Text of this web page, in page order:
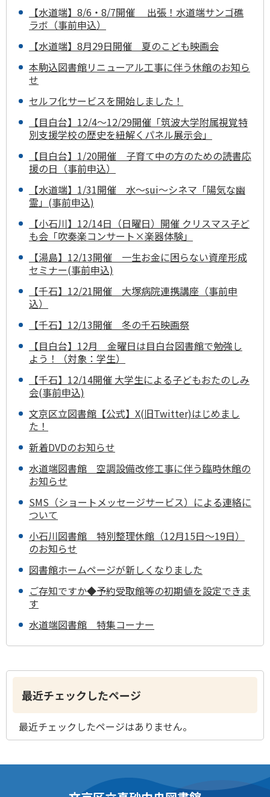
【水道端】8/6・8/7開催 出張！水道端サンゴ礁
ラボ（事前申込）
【水道端】8月29日開催 夏のこども映画会
本駒込図書館リニューアル工事に伴う休館のお知ら
せ
セルフ化サービスを開始しました！
【目白台】12/4～12/29開催「筑波大学附属視覚特
別支援学校の歴史を紐解くパネル展示会」
【目白台】1/20開催 子育て中の方のための読書応
援の日（事前申込）
【水道端】1/31開催 水～sui～シネマ「陽気な幽
霊」(事前申込)
【小石川】12/14日（日曜日）開催 クリスマス子ど
も会「吹奏楽コンサート×楽器体験」
【湯島】12/13開催 一生お金に困らない資産形成
セミナー(事前申込)
【千石】12/21開催 大塚病院連携講座（事前申
込）
【千石】12/13開催 冬の千石映画祭
【目白台】12月 金曜日は目白台図書館で勉強し
よう！（対象：学生）
【千石】12/14開催 大学生による子どもおたのしみ
会(事前申込)
文京区立図書館【公式】X(旧Twitter)はじめまし
た！
新着DVDのお知らせ
水道端図書館 空調設備改修工事に伴う臨時休館の
お知らせ
SMS（ショートメッセージサービス）による連絡に
ついて
小石川図書館 特別整理休館（12月15日～19日）
のお知らせ
図書館ホームページが新しくなりました
ご存知ですか◆予約受取館等の初期値を設定できま
す
水道端図書館 特集コーナー
最近チェックしたページ
最近チェックしたページはありません。